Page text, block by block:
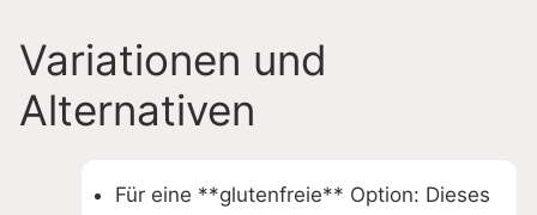
Variationen und
Alternativen
Für eine **glutenfreie** Option: Dieses